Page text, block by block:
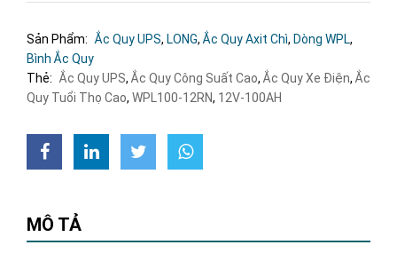
Sản Phẩm: Ắc Quy UPS, LONG, Ắc Quy Axit Chì, Dòng WPL,
Bình Ắc Quy
Thẻ: Ắc Quy UPS, Ắc Quy Công Suất Cao, Ắc Quy Xe Điện, Ắc
Quy Tuổi Thọ Cao, WPL100-12RN, 12V-100AH
MÔ TẢ